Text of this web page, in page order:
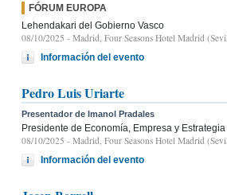
FÓRUM EUROPA
Lehendakari del Gobierno Vasco
08/10/2025 - Madrid, Four Seasons Hotel Madrid
Información del evento
Pedro Luis Uriarte
Presentador de Imanol Pradales
Presidente de Economía, Empresa y Estrategia
08/10/2025 - Madrid, Four Seasons Hotel Madrid
Información del evento